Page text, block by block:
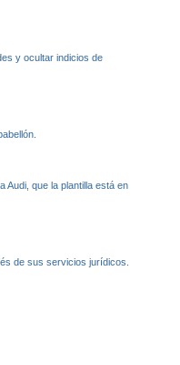
y ocultar indicios de
Audi, que la plantilla está en
de sus servicios jurídicos.